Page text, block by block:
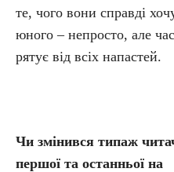
те, чого вони справді
юного – непросто, але
рятує від всіх напастей.
Чи змінився типаж
першої та останньої на